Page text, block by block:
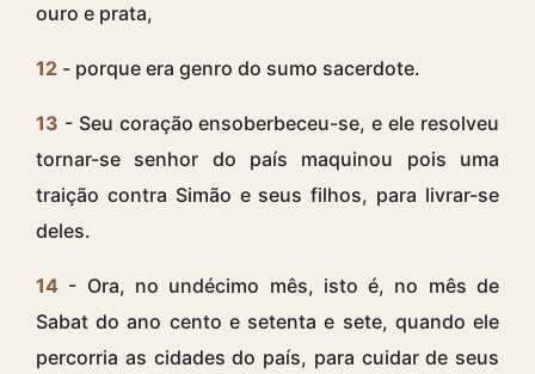
ouro e prata,
12 - porque era genro do sumo sacerdote.
13 - Seu coração ensoberbeceu-se, e ele resolveu
tornar-se senhor do país maquinou pois uma
traição contra Simão e seus filhos, para livrar-se
deles.
14 - Ora, no undécimo mês, isto é, no mês de
Sabat do ano cento e setenta e sete, quando ele
percorria as cidades do país, para cuidar de seus